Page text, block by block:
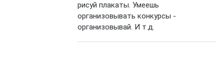
рисуй плакаты. Умеешь
организовывать конкурсы -
организовывай. И т.д.